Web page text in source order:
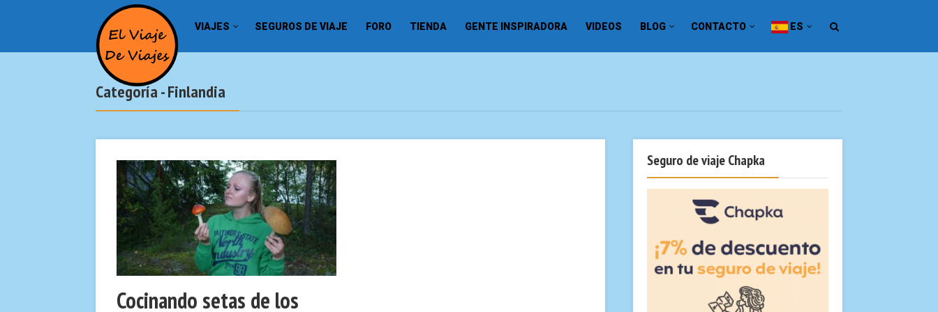
VIAJES SEGUROS DE VIAJE FORO TIENDA GENTE INSPIRADORA VIDEOS BLOG CONTACTO ES
Categoría - Finlandia
Cocinando setas de los
Seguro de viaje Chapka